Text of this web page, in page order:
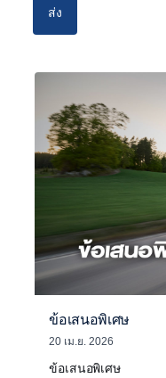
ส่ง
ข้อเสนอพิเศษ
20 เม.ย. 2026
ข้อเสนอพิเศษ